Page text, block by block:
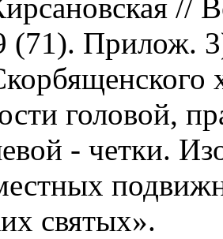
//
Прилож.
головой,
- четки.
святых».